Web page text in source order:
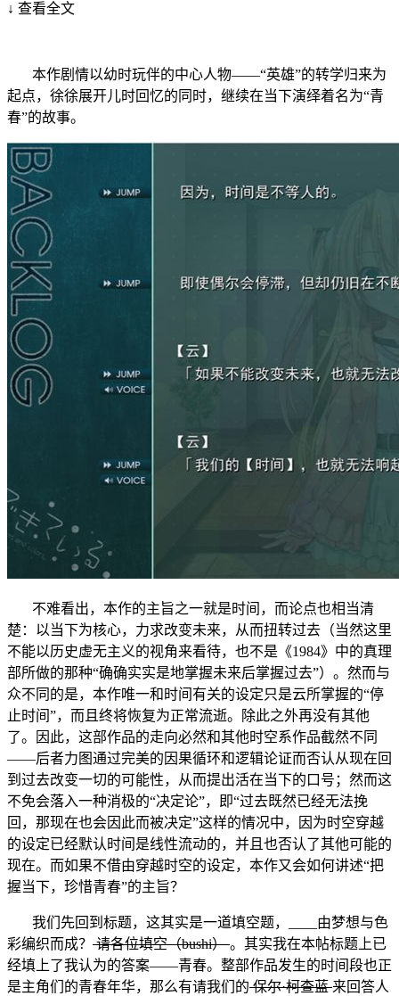
↓ 查看全文
本作剧情以幼时玩伴的中心人物——“英雄”的转学归来为
起点，徐徐展开儿时回忆的同时，继续在当下演绎着名为“青
春”的故事。
不难看出，本作的主旨之一就是时间，而论点也相当清
楚：以当下为核心，力求改变未来，从而扭转过去（当然这里
不能以历史虚无主义的视角来看待，也不是《1984》中的真理
部所做的那种“确确实实是地掌握未来后掌握过去”）。然而与
众不同的是，本作唯一和时间有关的设定只是云所掌握的“停
止时间”，而且终将恢复为正常流逝。除此之外再没有其他
了。因此，这部作品的走向必然和其他时空系作品截然不同
——后者力图通过完美的因果循环和逻辑论证而否认从现在回
到过去改变一切的可能性，从而提出活在当下的口号；然而这
不免会落入一种消极的“决定论”，即“过去既然已经无法挽
回，那现在也会因此而被决定”这样的情况中，因为时空穿越
的设定已经默认时间是线性流动的，并且也否认了其他可能的
现在。而如果不借由穿越时空的设定，本作又会如何讲述“把
握当下，珍惜青春”的主旨？
我们先回到标题，这其实是一道填空题，____由梦想与色
彩编织而成？ 请各位填空（bushi）。其实我在本帖标题上已
经填上了我认为的答案——青春。整部作品发生的时间段也正
是主角们的青春年华，那么有请我们的保尔·柯查蓝来回答人